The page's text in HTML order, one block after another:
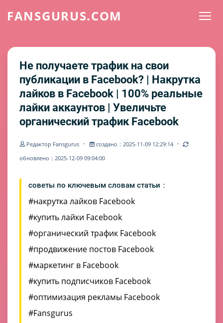
FANSGURUS.COM
Не получаете трафик на свои
публикации в Facebook? | Накрутка
лайков в Facebook | 100% реальные
лайки аккаунтов | Увеличьте
органический трафик Facebook
Редактор Fansgurus · создано：2025-11-09 12:29:14 ·
обновлено：2025-12-09 09:04:00
советы по ключевым словам статьи：
#накрутка лайков Facebook
#купить лайки Facebook
#органический трафик Facebook
#продвижение постов Facebook
#маркетинг в Facebook
#купить подписчиков Facebook
#оптимизация рекламы Facebook
#Fansgurus